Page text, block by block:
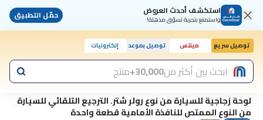
استكشف أحدث العروض
واستمتع بتجربة تسوّق مذهلة! حمّل التطبيق
توصيل سريع مينتس توصيل بموعد إلكترونيات
ابحث بين أكثر من30,000+ منتج
لوحة زجاجية للسيارة من نوع رولر شتر. الترجيع التلقائي للسيارة
من النوع الممتص للنافذة الأمامية قطعة واحدة